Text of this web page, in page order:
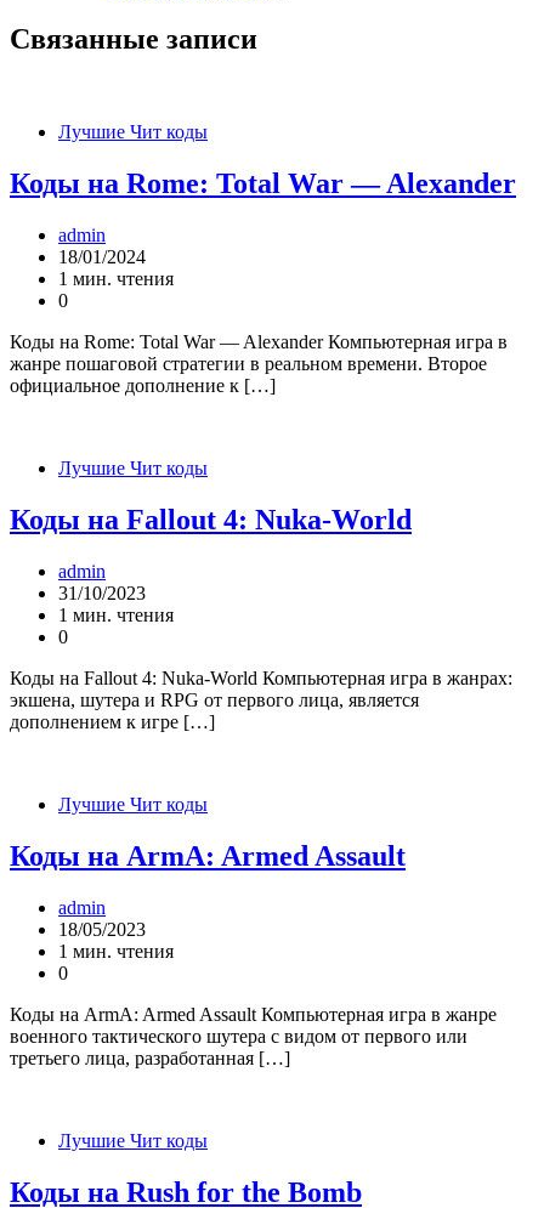
Связанные записи
Лучшие Чит коды
Коды на Rome: Total War — Alexander
admin
18/01/2024
1 мин. чтения
0
Коды на Rome: Total War — Alexander Компьютерная игра в
жанре пошаговой стратегии в реальном времени. Второе
официальное дополнение к […]
Лучшие Чит коды
Коды на Fallout 4: Nuka-World
admin
31/10/2023
1 мин. чтения
0
Коды на Fallout 4: Nuka-World Компьютерная игра в жанрах:
экшена, шутера и RPG от первого лица, является
дополнением к игре […]
Лучшие Чит коды
Коды на ArmA: Armed Assault
admin
18/05/2023
1 мин. чтения
0
Коды на ArmA: Armed Assault Компьютерная игра в жанре
военного тактического шутера с видом от первого или
третьего лица, разработанная […]
Лучшие Чит коды
Коды на Rush for the Bomb